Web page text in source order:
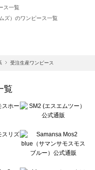
ス一覧
ズ）のワンピース一覧
サモスモス）のワンピース一覧
のワンピース一覧
ース一覧
一覧
受注生産ワンピース
覧